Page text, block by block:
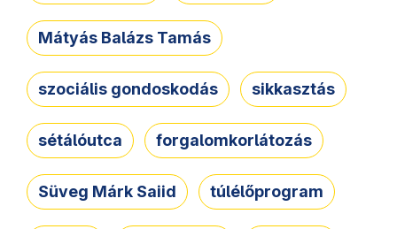
Mátyás Balázs Tamás
szociális gondoskodás sikkasztás
sétálóutca forgalomkorlátozás
Süveg Márk Saiid túlélőprogram